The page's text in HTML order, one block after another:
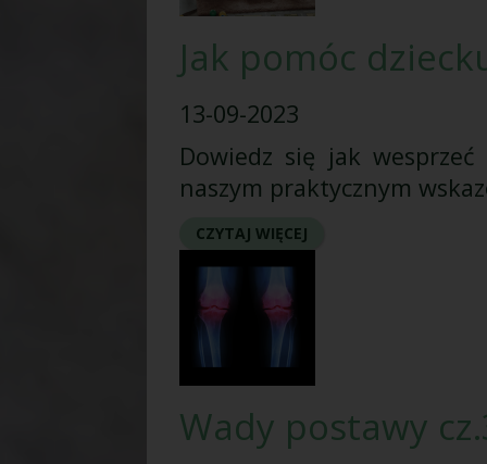
Jak pomóc
13-09-2023
Dowiedz się jak
naszym praktycznym
CZYTAJ WIĘCEJ
Wady postawy